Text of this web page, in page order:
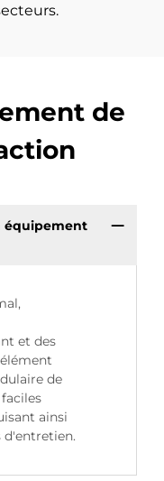
de
équipement
et des
de
ainsi
d'entretien.